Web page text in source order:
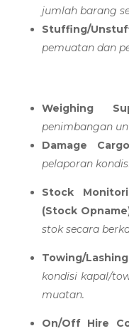
jumlah barang
Stuffing/
pemuatan dan
Weighing
penimbangan
Damage
pelaporan
Stock
(Stock
stok secara
Towing/
kondisi kapal/
muatan.
On/Off Hire